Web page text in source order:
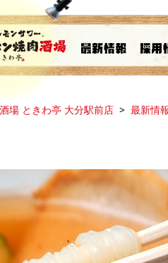
場 ときわ亭 大分駅前店
最新情